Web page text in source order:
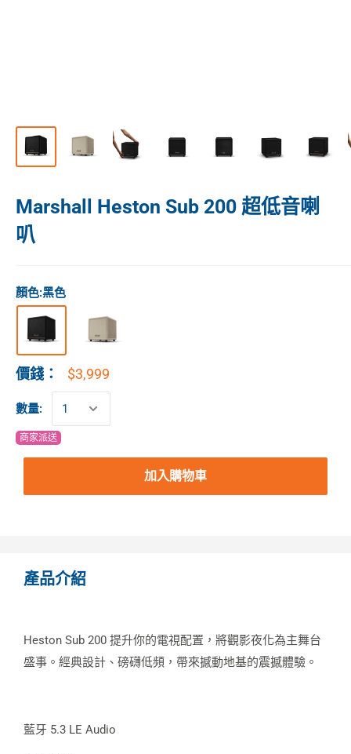
Marshall Heston Sub 200 超低音喇
叭
顏色:黑色
價錢： $3,999
數量:
商家派送
加入購物車
產品介紹
Heston Sub 200 提升你的電視配置，將觀影夜化為主舞台
盛事。經典設計、磅礴低頻，帶來撼動地基的震撼體驗。
藍牙 5.3 LE Audio